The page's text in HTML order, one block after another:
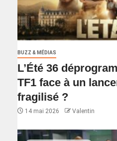
BUZZ & MÉDIAS
L’Été 36
TF1 face à un
fragilisé ?
14 mai 2026 Valentin